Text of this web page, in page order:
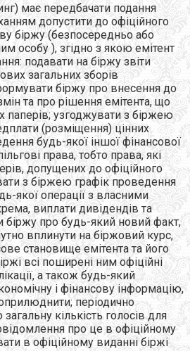
має передбачати подання
допустити до офіційного
біржу (безпосередньо або
особу ), згідно з якою емітент
подавати на біржу звіти
загальних зборів
біржу про внесення до
та про рішення емітента, що
паперів; узгоджувати з біржею
(розміщення) цінних
будь-якої іншої фінансової
права, тобто права, які
допущених до офіційного
з біржею графік проведення
якої операції з власними
виплати дивідендів та
біржу про будь-який новий факт,
вплинути на біржовий курс,
становище емітента та його
всі поширені ним офіційні
а також будь-який
і фінансову інформацію,
періодично
кількість голосів для
про це в офіційному
в офіційному виданні біржі